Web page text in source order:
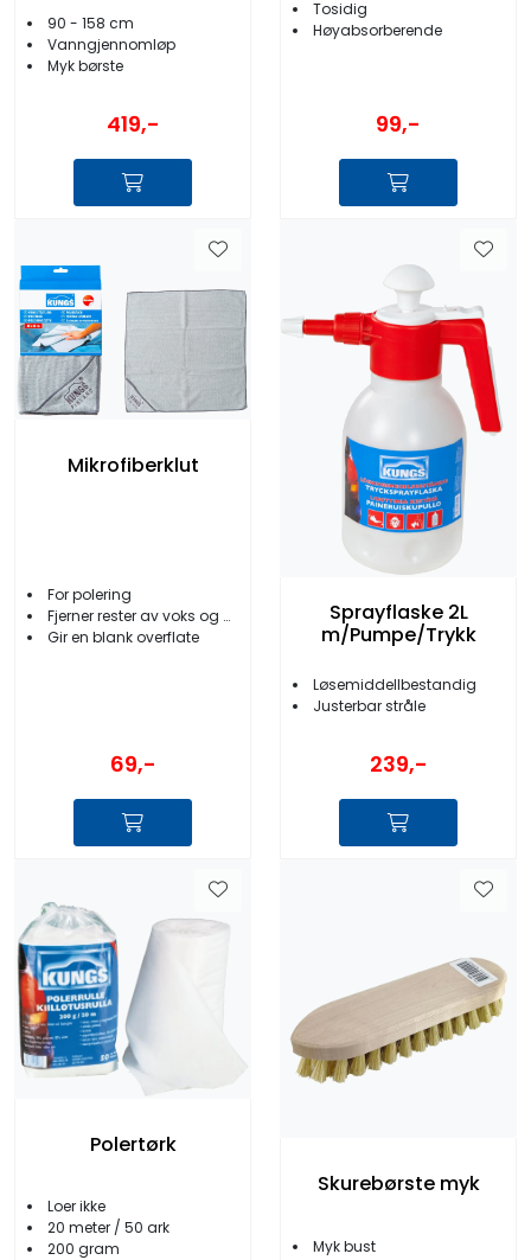
90 - 158 cm
Vanngjennomløp
Myk børste
419,-
Tosidig
Høyabsorberende
99,-
Mikrofiberklut
For polering
Fjerner rester av voks og polish
Gir en blank overflate
69,-
Sprayflaske 2L
m/Pumpe/Trykk
Løsemiddellbestandig
Justerbar stråle
239,-
Polertørk
Loer ikke
20 meter / 50 ark
200 gram
Skurebørste myk
Myk bust